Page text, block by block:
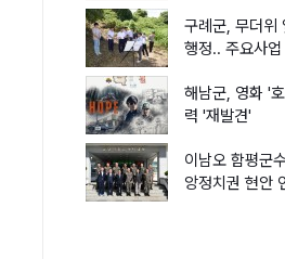
구례군, 무더위
행정.. 주요사
해남군, 영화 '
력 '재발견'
이남오 함평군
앙정치권 현안